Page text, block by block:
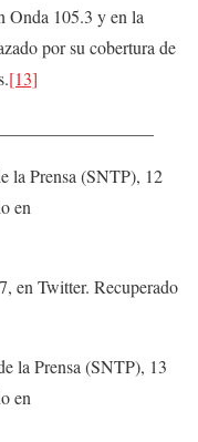
Onda 105.3 y en la
por su cobertura de
[13]
la Prensa (SNTP), 12
en
en Twitter. Recuperado
la Prensa (SNTP), 13
en